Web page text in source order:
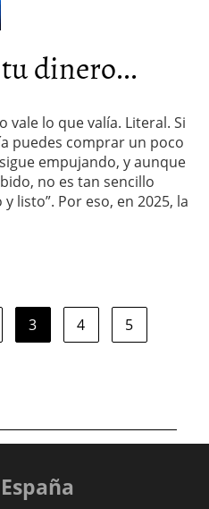
dinero...
vale lo que valía. Literal. Si
puedes comprar un poco
empujando, y aunque
no es tan sencillo
listo”. Por eso, en 2025, la
3 4 5
España